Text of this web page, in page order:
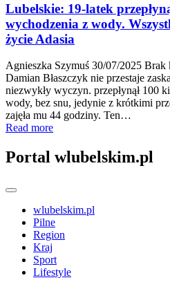
Lubelskie: 19-latek
wychodzenia z wody.
życie Adasia
Agnieszka Szymuś 30/07/2025 Brak
Damian Błaszczyk nie przestaje
niezwykły wyczyn. przepłynął 100
wody, bez snu, jedynie z krótkimi
zajęła mu 44 godziny. Ten…
Read more
Portal wlubelskim.pl
wlubelskim.pl
Pilne
Region
Kraj
Sport
Lifestyle